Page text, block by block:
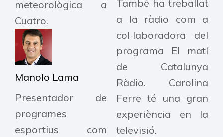
meteorològica a
Cuatro.
Manolo Lama
Presentador de
programes
esportius com
També ha treballat
a la ràdio com a
col·laboradora del
programa El matí
de Catalunya
Ràdio. Carolina
Ferre té una gran
experiència en la
televisió.